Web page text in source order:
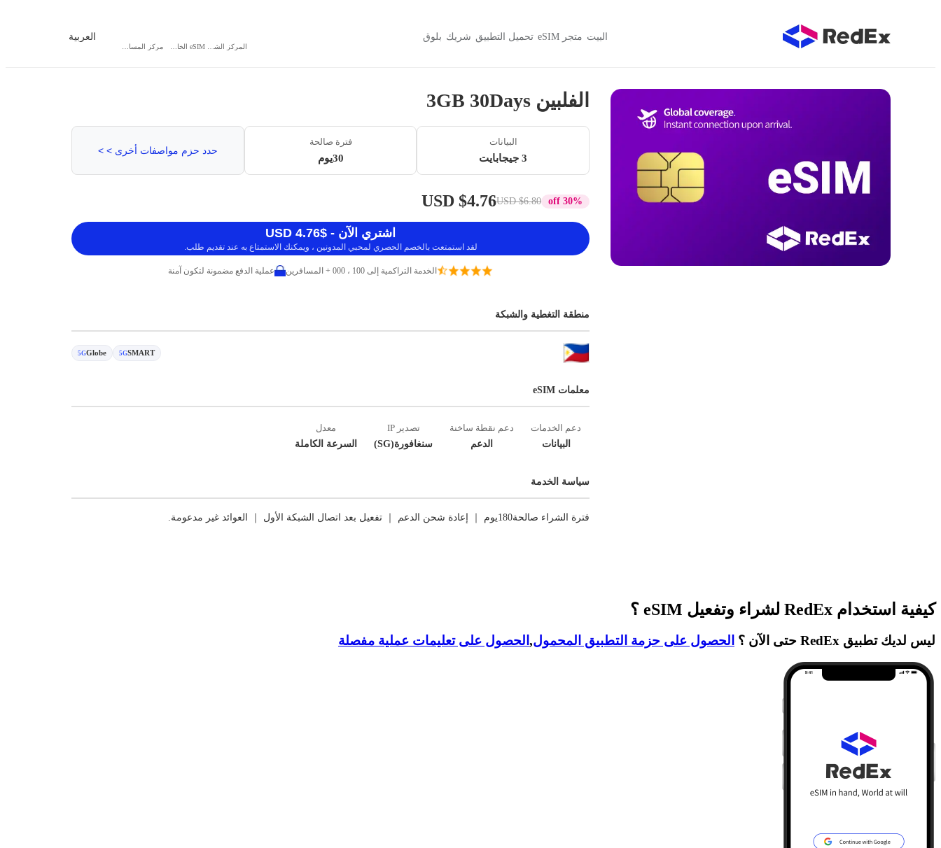
البيت متجر eSIM تحميل التطبيق شريك بلوق العربية
الفلبين 3GB 30Days
البيانات
3 جيجابايت
فترة صالحة
30يوم
حدد حزم مواصفات أخرى > >
30% off
$6.80 USD
$4.76 USD
اشتري الآن - $4.76 USD
لقد استمتعت بالخصم الحصري لمحبي المدونين ، ويمكنك الاستمتاع به عند تقديم طلب.
الخدمة التراكمية إلى 100 ، 000 + المسافرين عملية الدفع مضمونة لتكون آمنة
منطقة التغطية والشبكة
SMART
5G
Globe
5G
معلمات eSIM
دعم الخدمات
البيانات
دعم نقطة ساخنة
الدعم
تصدير IP
سنغافورة(SG)
معدل
السرعة الكاملة
سياسة الخدمة
فترة الشراء صالحة180يوم ｜ إعادة شحن الدعم ｜ تفعيل بعد اتصال الشبكة الأول ｜ العوائد غير مدعومة.
كيفية استخدام RedEx لشراء وتفعيل eSIM ؟
ليس لديك تطبيق RedEx حتى الآن ؟ الحصول على حزمة التطبيق المحمول, الحصول على تعليمات عملية مفصلة